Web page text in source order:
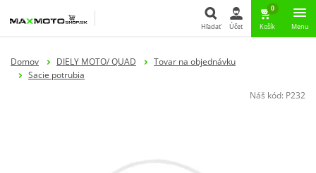
Hľadať Účet
0
Košík Menu
Domov DIELY MOTO/ QUAD
Tovar na objednávku
Sacie potrubia
Náš kód: P232